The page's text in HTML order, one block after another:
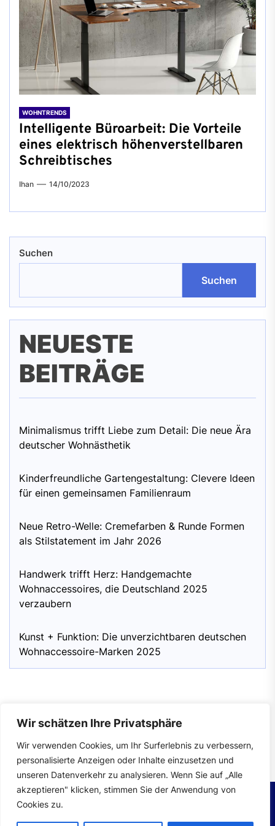
Wir schätzen Ihre Privatsphäre
Wir verwenden Cookies, um Ihr Surferlebnis zu verbessern,
personalisierte Anzeigen oder Inhalte einzusetzen und
unseren Datenverkehr zu analysieren. Wenn Sie auf „Alle
akzeptieren" klicken, stimmen Sie der Anwendung von
Cookies zu.
WOHNTRENDS
Intelligente Büroarbeit: Die Vorteile
eines elektrisch höhenverstellbaren
Schreibtisches
Ihan 14/10/2023
Suchen
Suchen
NEUESTE
BEITRÄGE
Minimalismus trifft Liebe zum Detail: Die neue Ära
deutscher Wohnästhetik
Kinderfreundliche Gartengestaltung: Clevere Ideen
für einen gemeinsamen Familienraum
Neue Retro-Welle: Cremefarben & Runde Formen
als Stilstatement im Jahr 2026
Handwerk trifft Herz: Handgemachte
Wohnaccessoires, die Deutschland 2025
verzaubern
Kunst + Funktion: Die unverzichtbaren deutschen
Wohnaccessoire-Marken 2025
Impressum|Datenschutzerklärung